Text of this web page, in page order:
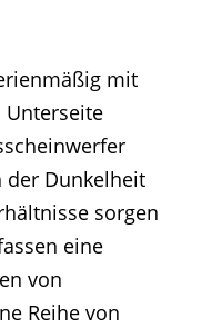
mit
Unterseite
der Dunkelheit
sorgen
eine
von
Reihe von